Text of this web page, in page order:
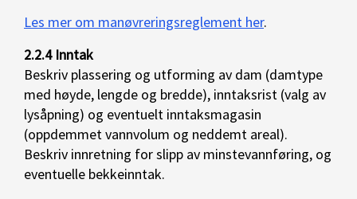
Les mer om manøvreringsreglement her.
2.2.4 Inntak
Beskriv plassering og utforming av dam (damtype
med høyde, lengde og bredde), inntaksrist (valg av
lysåpning) og eventuelt inntaksmagasin
(oppdemmet vannvolum og neddemt areal).
Beskriv innretning for slipp av minstevannføring, og
eventuelle bekkeinntak.